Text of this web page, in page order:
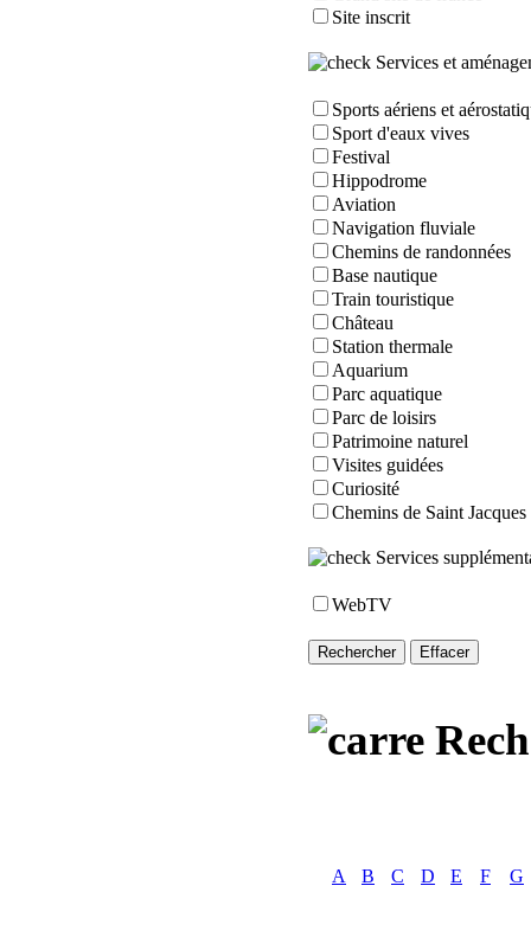
Site inscrit
Services et
Sports aériens et
Sport d'eaux vives
Festival
Hippodrome
Aviation
Navigation fluviale
Chemins de randonnées
Base nautique
Train touristique
Château
Station thermale
Aquarium
Parc aquatique
Parc de loisirs
Patrimoine naturel
Visites guidées
Curiosité
Chemins de Saint
Services
WebTV
A B C D E F G